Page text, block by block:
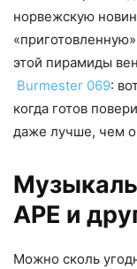
норвежскую
этой пирамиды
Burmester 069:
когда готов
даже лучше, чем
APE и
Можно сколь